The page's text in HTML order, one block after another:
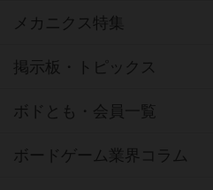
メカニクス特集
掲示板・トピックス
ボドとも・会員一覧
ボードゲーム業界コラム